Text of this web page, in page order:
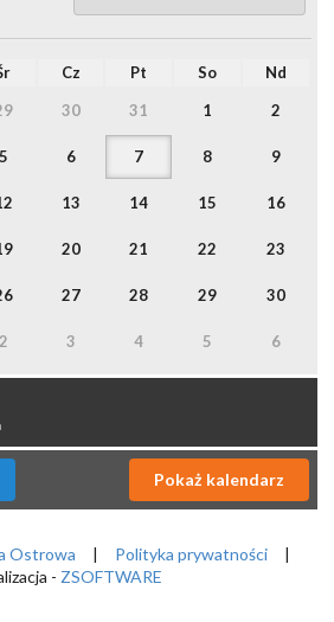
Cz Pt So
Nd
30 31 1 2
5 6 7 8 9
13 14 15 16
20 21 22 23
27 28 29 30
2 3 4 5 6
Pokaż kalendarz
Ostrowa | Polityka prywatności
|
- ZSOFTWARE